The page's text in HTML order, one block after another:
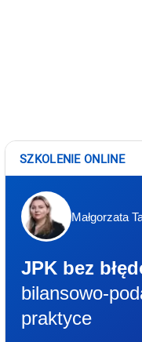
SZKOLENIE ONLINE
Małgorzata
JPK bez
bilansowo-
praktyce